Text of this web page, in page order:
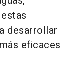
desarrollar
eficaces